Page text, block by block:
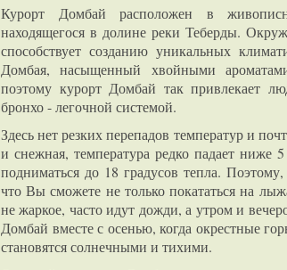
Курорт Домбай расположен в
находящегося в долине реки Теберды.
способствует созданию уникальных
Домбая, насыщенный хвойными
поэтому курорт Домбай так привлекает
бронхо - легочной системой.
Здесь нет резких перепадов температур и
и снежная, температура редко падает ниже
подниматься до 18 градусов тепла.
что Вы сможете не только покататься на
не жаркое, часто идут дожди, а утром и
Домбай вместе с осенью, когда окрестные
становятся солнечными и тихими.